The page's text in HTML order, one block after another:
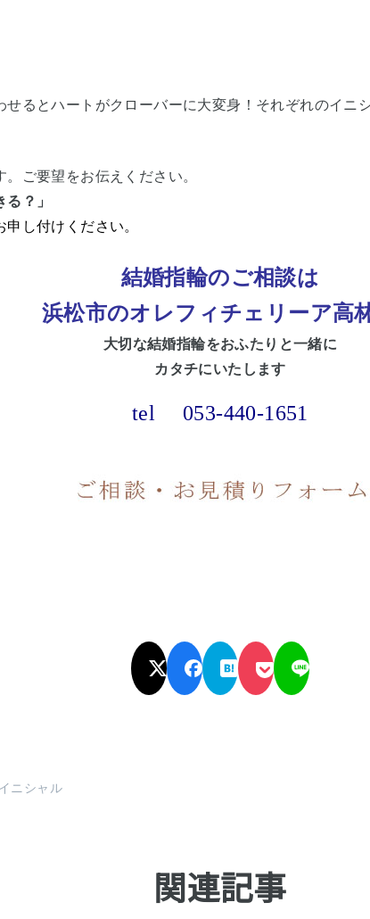
せるとハートがクローバーに大変身！ それぞれのイニ
ご要望をお伝えください。
？」
し付けください。
結婚指輪のご相談は
浜松市のオレフィチェリーア高
大切な結婚指輪をおふたりと一緒に
カタチにいたします
tel 053-440-1651
イニシャル
関連記事